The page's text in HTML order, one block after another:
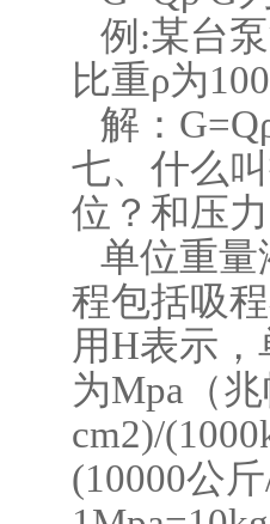
例:某台
比重ρ为
解：
七、什么
位？和压
单位重量
程包括吸
用H表示
为Mpa（
cm2)/
(10000公